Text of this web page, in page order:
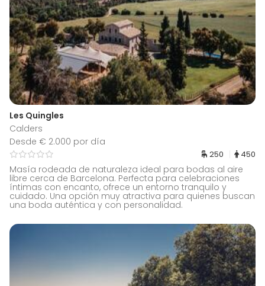
Les Quingles
Calders
Desde € 2.000 por día
250 450
Masía rodeada de naturaleza ideal para bodas al aire
libre cerca de Barcelona. Perfecta para celebraciones
íntimas con encanto, ofrece un entorno tranquilo y
cuidado. Una opción muy atractiva para quienes buscan
una boda auténtica y con personalidad.